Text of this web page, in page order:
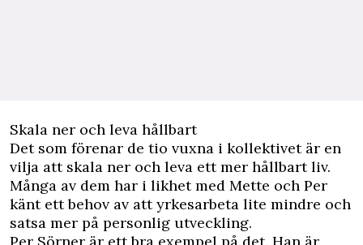
Skala ner och leva hållbart
Det som förenar de tio vuxna i kollektivet är en
vilja att skala ner och leva ett mer hållbart liv.
Många av dem har i likhet med Mette och Per
känt ett behov av att yrkesarbeta lite mindre och
satsa mer på personlig utveckling.